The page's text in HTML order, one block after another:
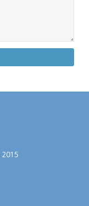
2015